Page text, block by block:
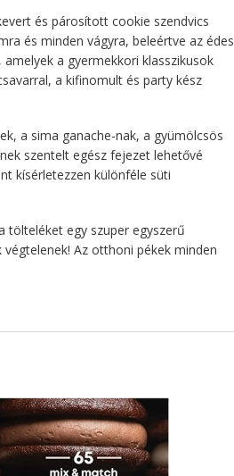
és párosított cookie szendvics
és minden vágyra, beleértve az édes
a gyermekkori klasszikusok
a kifinomult és party kész
a sima ganache-nak, a gyümölcsös
szentelt egész fejezet lehetővé
kísérletezzen különféle süti
tölteléket egy szuper egyszerű
végtelenek! Az otthoni pékek minden